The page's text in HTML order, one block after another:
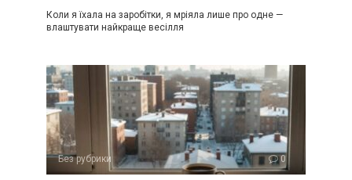
Коли я їхала на заробітки, я мріяла лише про одне —
влаштувати найкраще весілля
Без рубрики 0